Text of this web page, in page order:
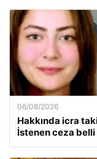
06/08/2026
Hakkında icra
İstenen ceza